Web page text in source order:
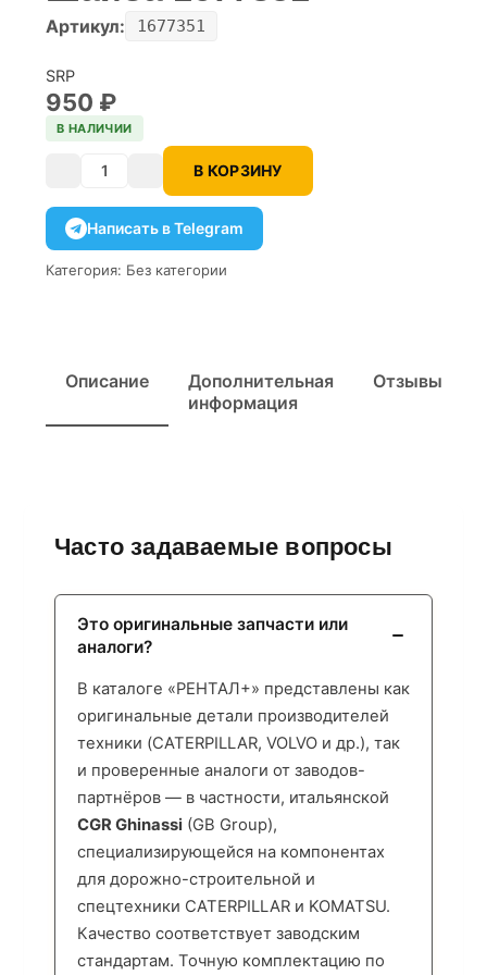
Артикул: 1677351
SRP
950 ₽
В НАЛИЧИИ
Количество В КОРЗИНУ
Написать в Telegram
Категория: Без категории
Описание
Дополнительная
информация
Отзывы
Часто задаваемые вопросы
Это оригинальные запчасти или
аналоги?
В каталоге «РЕНТАЛ+» представлены как
оригинальные детали производителей
техники (CATERPILLAR, VOLVO и др.), так
и проверенные аналоги от заводов-
партнёров — в частности, итальянской
CGR Ghinassi (GB Group),
специализирующейся на компонентах
для дорожно-строительной и
спецтехники CATERPILLAR и KOMATSU.
Качество соответствует заводским
стандартам. Точную комплектацию по